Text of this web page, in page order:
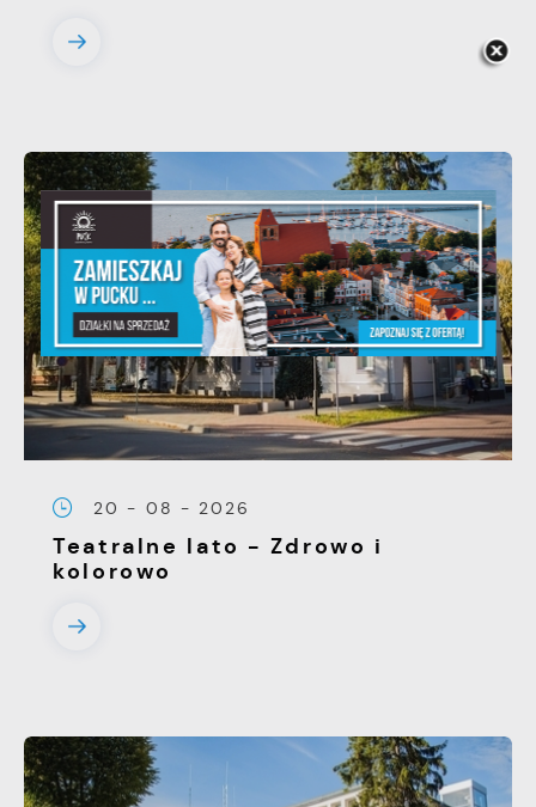
20 - 08 - 2026
Teatralne lato - Zdrowo i
kolorowo